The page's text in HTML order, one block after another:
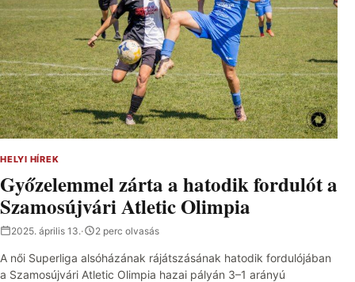
HELYI HÍREK
Győzelemmel zárta a hatodik fordulót a
Szamosújvári Atletic Olimpia
2025. április 13.· 2 perc olvasás
A női Superliga alsóházának rájátszásának hatodik fordulójában
a Szamosújvári Atletic Olimpia hazai pályán 3–1 arányú